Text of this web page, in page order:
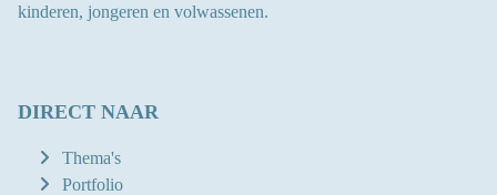
kinderen, jongeren en volwassenen.
DIRECT NAAR
Thema's
Portfolio